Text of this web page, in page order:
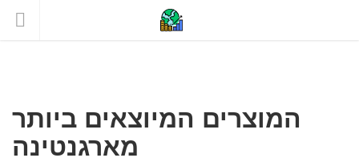
המוצרים המיוצאים ביותר
מארגנטינה